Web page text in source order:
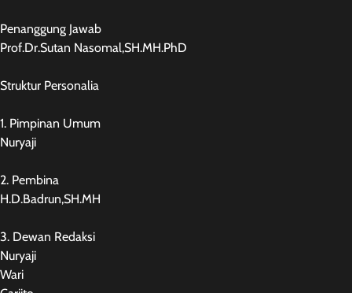
Penanggung Jawab
Prof.Dr.Sutan Nasomal,SH.MH.PhD
Struktur Personalia
1. Pimpinan Umum
Nuryaji
2. Pembina
H.D.Badrun,SH.MH
3. Dewan Redaksi
Nuryaji
Wari